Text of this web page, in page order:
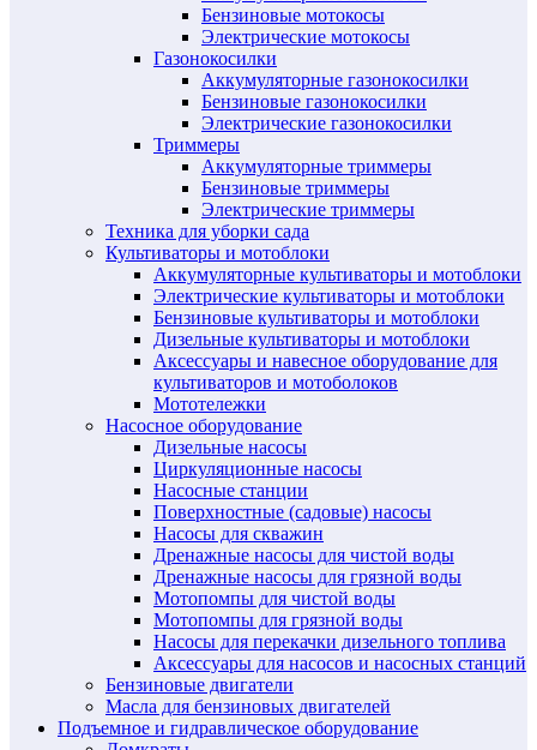
Бензиновые мотокосы
Электрические мотокосы
Газонокосилки
Аккумуляторные газонокосилки
Бензиновые газонокосилки
Электрические газонокосилки
Триммеры
Аккумуляторные триммеры
Бензиновые триммеры
Электрические триммеры
Техника для уборки сада
Культиваторы и мотоблоки
Аккумуляторные культиваторы и мотоблоки
Электрические культиваторы и мотоблоки
Бензиновые культиваторы и мотоблоки
Дизельные культиваторы и мотоблоки
Аксессуары и навесное оборудование для
культиваторов и мотоболоков
Мототележки
Насосное оборудование
Дизельные насосы
Циркуляционные насосы
Насосные станции
Поверхностные (садовые) насосы
Насосы для скважин
Дренажные насосы для чистой воды
Дренажные насосы для грязной воды
Мотопомпы для чистой воды
Мотопомпы для грязной воды
Насосы для перекачки дизельного топлива
Аксессуары для насосов и насосных станций
Бензиновые двигатели
Масла для бензиновых двигателей
Подъемное и гидравлическое оборудование